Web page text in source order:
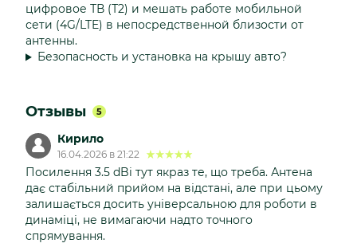
цифровое ТВ (Т2) и мешать работе мобильной
сети (4G/LTE) в непосредственной близости от
антенны.
Безопасность и установка на крышу авто?
Отзывы 5
Кирило
16.04.2026 в 21:22
Посилення 3.5 dBi тут якраз те, що треба. Антена
дає стабільний прийом на відстані, але при цьому
залишається досить універсальною для роботи в
динаміці, не вимагаючи надто точного
спрямування.